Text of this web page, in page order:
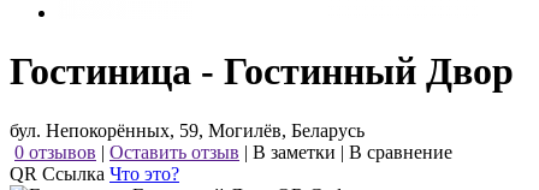
Гостиница - Гостинный Двор
бул. Непокорённых, 59, Могилёв, Беларусь
0 отзывов | Оставить отзыв | В заметки | В сравнение
QR Ссылка Что это?